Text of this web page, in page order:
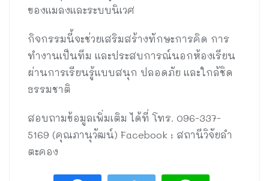
ของแมลงและระบบนิเวศ
กิจกรรมนี้จะช่วยเสริมสร้างทักษะการคิด การ
ทำงานเป็นทีม และประสบการณ์นอกห้องเรียน
ผ่านการเรียนรู้แบบสนุก ปลอดภัย และใกล้ชิด
ธรรมชาติ
สอบถามข้อมูลเพิ่มเติม ได้ที่ โทร. 096-337-
5169 (คุณภานุวัฒน์) Facebook : สถานีวิจัยลำ
ตะคอง